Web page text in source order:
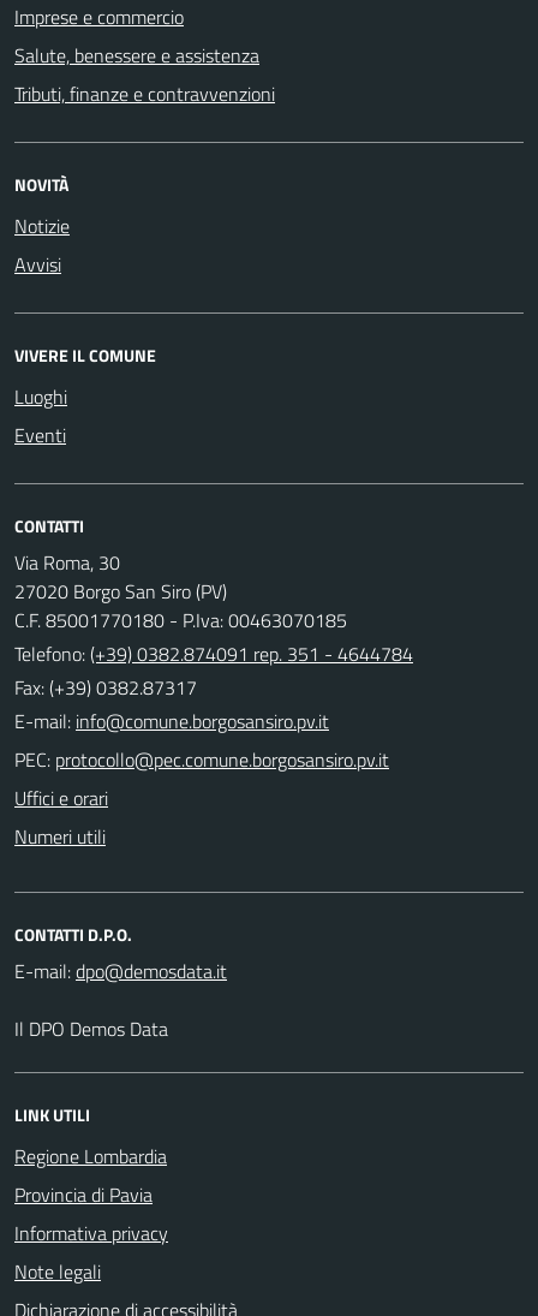
Imprese e commercio
Salute, benessere e assistenza
Tributi, finanze e contravvenzioni
NOVITÀ
Notizie
Avvisi
VIVERE IL COMUNE
Luoghi
Eventi
CONTATTI
Via Roma, 30
27020 Borgo San Siro (PV)
C.F. 85001770180 - P.Iva: 00463070185
Telefono:(+39) 0382.874091 rep. 351 - 4644784
Fax: (+39) 0382.87317
E-mail:
PEC:
Uffici e orari
Numeri utili
CONTATTI D.P.O.
E-mail:
Il DPO Demos Data
LINK UTILI
Regione Lombardia
Provincia di Pavia
Informativa privacy
Note legali
Dichiarazione di accessibilità